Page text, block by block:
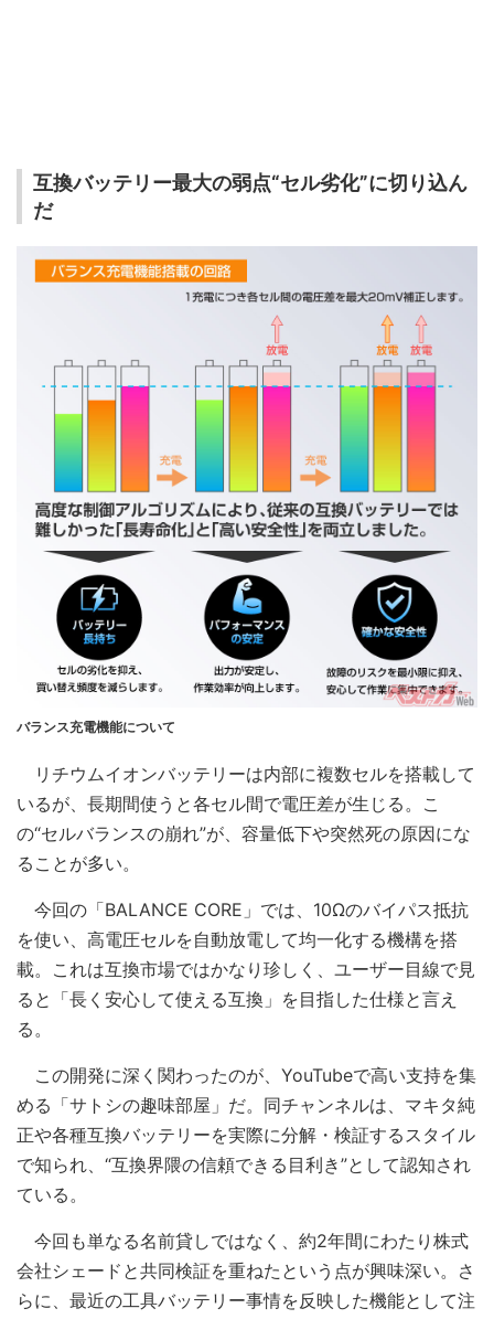
互換バッテリー最大の弱点“セル劣化”に切り込ん
だ
バランス充電機能について
リチウムイオンバッテリーは内部に複数セルを搭載して
いるが、長期間使うと各セル間で電圧差が生じる。こ
の“セルバランスの崩れ”が、容量低下や突然死の原因にな
ることが多い。
今回の「BALANCE CORE」では、10Ωのバイパス抵抗
を使い、高電圧セルを自動放電して均一化する機構を搭
載。これは互換市場ではかなり珍しく、ユーザー目線で見
ると「長く安心して使える互換」を目指した仕様と言え
る。
この開発に深く関わったのが、YouTubeで高い支持を集
める「サトシの趣味部屋」だ。同チャンネルは、マキタ純
正や各種互換バッテリーを実際に分解・検証するスタイル
で知られ、“互換界隈の信頼できる目利き”として認知され
ている。
今回も単なる名前貸しではなく、約2年間にわたり株式
会社シェードと共同検証を重ねたという点が興味深い。さ
らに、最近の工具バッテリー事情を反映した機能として注